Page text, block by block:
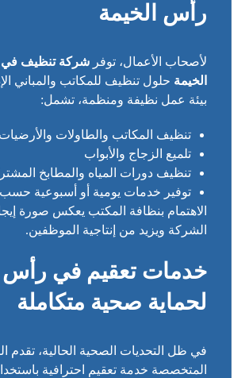
رأس الخيمة
لأصحاب الأعمال، توفرشركة تنظيف
الخيمة حلول تنظيف للمكاتب والمباني
بيئة عمل نظيفة ومنظمة، تشمل:
تنظيف المكاتب والطاولات والأرضيات
تلميع الزجاج والأبواب
تنظيف دورات المياه والمطابخ
توفير خدمات يومية أو أسبوعية
الاهتمام بنظافة المكتب يعكس صورة
الشركة ويزيد من إنتاجية الموظفين.
خدمات تعقيم في رأس
لحماية صحية متكاملة
في ظل التحديات الصحية الحالية، تقدم
المتخصصة خدمة تعقيم احترافية